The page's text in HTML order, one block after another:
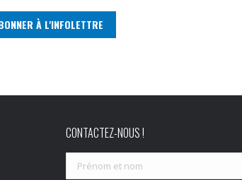
CONTACTEZ-NOUS !